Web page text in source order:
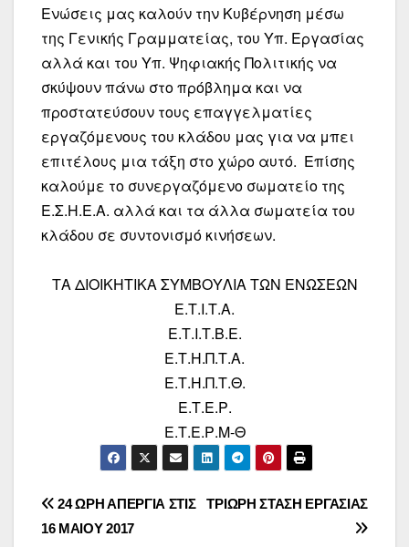
Ενώσεις μας καλούν την Κυβέρνηση μέσω
της Γενικής Γραμματείας, του Υπ. Εργασίας
αλλά και του Υπ. Ψηφιακής Πολιτικής να
σκύψουν πάνω στο πρόβλημα και να
προστατεύσουν τους επαγγελματίες
εργαζόμενους του κλάδου μας για να μπει
επιτέλους μια τάξη στο χώρο αυτό. Επίσης
καλούμε το συνεργαζόμενο σωματείο της
Ε.Σ.Η.Ε.Α. αλλά και τα άλλα σωματεία του
κλάδου σε συντονισμό κινήσεων.
ΤΑ ΔΙΟΙΚΗΤΙΚΑ ΣΥΜΒΟΥΛΙΑ ΤΩΝ ΕΝΩΣΕΩΝ
Ε.Τ.Ι.Τ.Α.
Ε.Τ.Ι.Τ.Β.Ε.
Ε.Τ.Η.Π.Τ.Α.
Ε.Τ.Η.Π.Τ.Θ.
Ε.Τ.Ε.Ρ.
Ε.Τ.Ε.Ρ.Μ-Θ
Πλοήγηση
ΤΡΙΩΡΗ ΣΤΑΣΗ ΕΡΓΑΣΙΑΣ
24 ΩΡΗ ΑΠΕΡΓΙΑ ΣΤΙΣ
16 ΜΑΙΟΥ 2017